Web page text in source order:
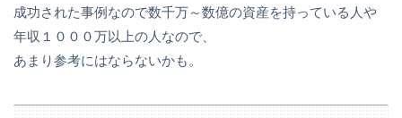
成功された事例なので数千万～数億の資産を持っている人や
年収１０００万以上の人なので、
あまり参考にはならないかも。